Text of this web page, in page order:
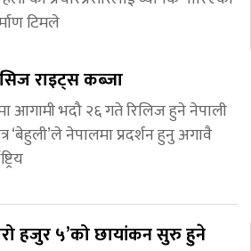
टिमले
राइट्स कब्जा
आगामी भदौ २६ गते रिलिज हुने नेपाली
‘बेहुली’ले नेपालमा प्रदर्शन हुनु अगावै
हजुर ५’को छायांकन सुरु हुने